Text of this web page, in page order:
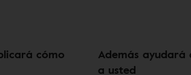
cómo
Además
a usted